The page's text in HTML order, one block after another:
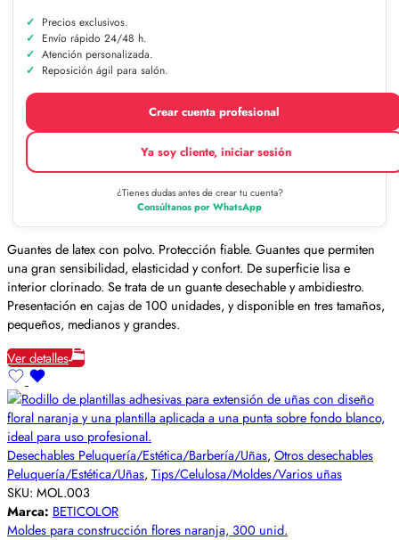
Precios exclusivos.
Envío rápido 24/48 h.
Atención personalizada.
Reposición ágil para salón.
Crear cuenta profesional
Ya soy cliente, iniciar sesión
¿Tienes dudas antes de crear tu cuenta?
Consúltanos por WhatsApp
Guantes de latex con polvo. Protección fiable. Guantes que permiten
una gran sensibilidad, elasticidad y confort. De superficie lisa e
interior clorinado. Se trata de un guante desechable y ambidiestro.
Presentación en cajas de 100 unidades, y disponible en tres tamaños,
pequeños, medianos y grandes.
Ver detalles
Desechables Peluquería/Estética/Barbería/Uñas, Otros desechables
Peluquería/Estética/Uñas, Tips/Celulosa/Moldes/Varios uñas
SKU: MOL.003
Marca: BETICOLOR
Moldes para construcción flores naranja, 300 unid.